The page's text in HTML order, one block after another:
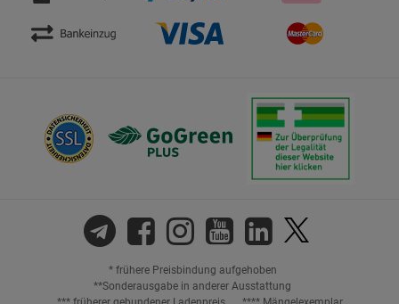
* frühere Preisbindung aufgehoben
**Sonderausgabe in anderer Ausstattung